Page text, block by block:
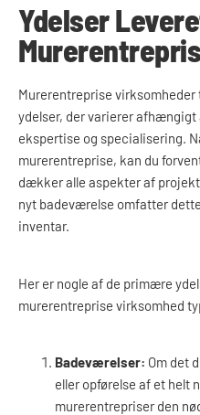
Ydelser
Murerentreprise
ydelser, der varierer
ekspertise og specialisering.
murerentreprise, kan du
dækker alle aspekter af
nyt badeværelse omfatter
inventar.
Her er nogle af de primære
murerentreprise virksomhed
Badeværelser: Om det
eller opførelse af et helt
murerentrepriser den